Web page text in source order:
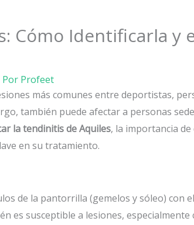
Cómo Identificarla y
Por Profeet
más comunes entre deportistas,
también puede afectar a personas
la tendinitis de Aquiles, la importancia
en su tratamiento.
de la pantorrilla (gemelos y sóleo) con
es susceptible a lesiones,